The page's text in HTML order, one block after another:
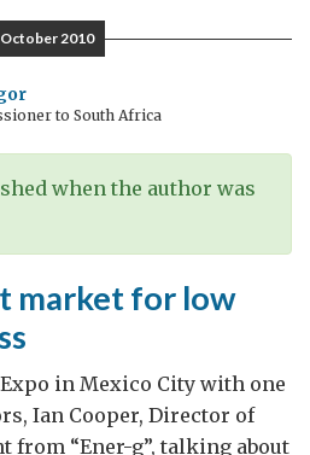
2010
to South Africa
when the author was
market for low
in Mexico City with one
Ian Cooper, Director of
from “Ener-g”, talking about